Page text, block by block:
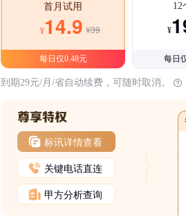
首月试用
¥14.9 ¥39
每日仅0.48元
12
¥
每日
到期29元/月/省自动续费，可随时取消。
标讯详情查看
关键电话直连
甲方分析查询